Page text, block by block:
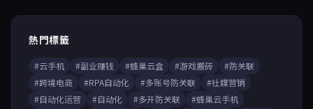
熱門標籤
#云手机 #副业赚钱 #蜂巢云盒 #游戏搬砖
#防关联
#跨境电商
#RPA自动化 #多账号防关联
#社媒营销
#自动化运营
#自动化 #多开防关联
#蜂巢云手机